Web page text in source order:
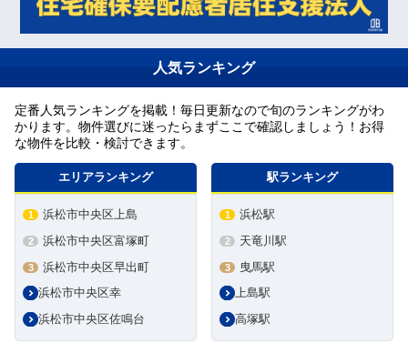
人気ランキング
定番人気ランキングを掲載！毎日更新なので旬のランキングがわ
かります。物件選びに迷ったらまずここで確認しましょう！お得
な物件を比較・検討できます。
エリアランキング
1 浜松市中央区上島
2 浜松市中央区富塚町
3
浜松市中央区早出町
浜松市中央区幸
浜松市中央区佐鳴台
駅ランキング
1 浜松駅
2 天竜川駅
3
曳馬駅
上島駅
高塚駅